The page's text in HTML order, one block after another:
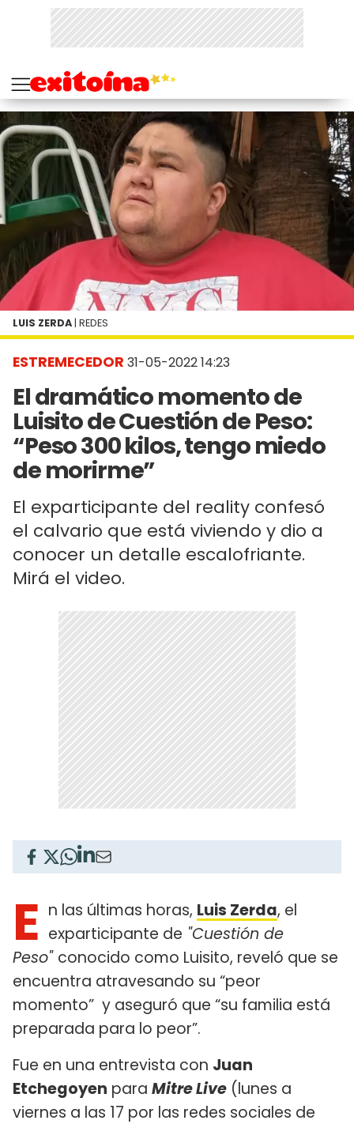
ESTREMECEDOR 31-05-2022 14:23
El dramático momento de
Luisito de Cuestión de Peso:
“Peso 300 kilos, tengo miedo
de morirme”
El exparticipante del reality confesó
el calvario que está viviendo y dio a
conocer un detalle escalofriante.
Mirá el video.
LUIS ZERDA | REDES
E n las últimas horas, Luis Zerda, el
exparticipante de "Cuestión de
Peso" conocido como Luisito, reveló que se
encuentra atravesando su “peor
momento” y aseguró que “su familia está
preparada para lo peor”.
Fue en una entrevista con Juan
Etchegoyen para Mitre Live (lunes a
viernes a las 17 por las redes sociales de